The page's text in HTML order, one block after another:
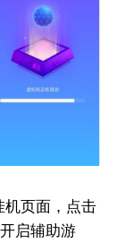
机页面，点击
启辅助游